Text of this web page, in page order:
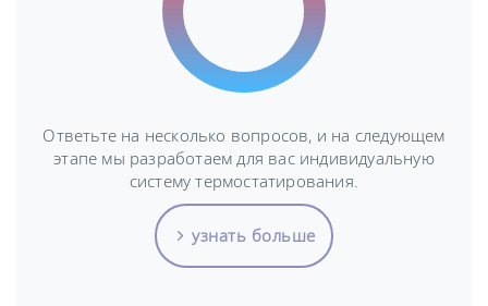
Ответьте на несколько вопросов, и на следующем
этапе мы разработаем для вас индивидуальную
систему термостатирования.
узнать больше